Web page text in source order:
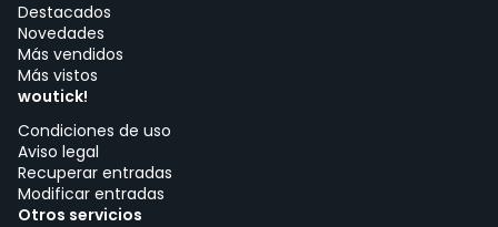
Destacados
Novedades
Más vendidos
Más vistos
woutick!
Condiciones de uso
Aviso legal
Recuperar entradas
Modificar entradas
Otros servicios